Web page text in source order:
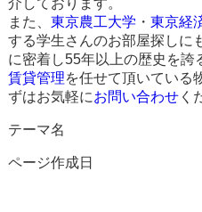
また、 東京農工大学 ・ 東京経
する学生さんのお部屋探しに
に密着し55年以上の歴史を誇
賃貸管理を任せて頂いている
ずはお気軽にお問い合わせく
テーマ名
ページ作成日